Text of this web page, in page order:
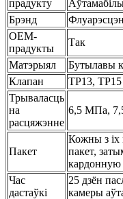
прадукту
Брэнд
OEM-
прадукты
Так
Матэрыял
Бутылавы
Клапан
ТР13, ТР15
Трываласць
на
расцяжэнне
6,5 МПа,
Пакет
Кожны з іх
пакет,
Час
дастаўкі
25 дзён
камеры